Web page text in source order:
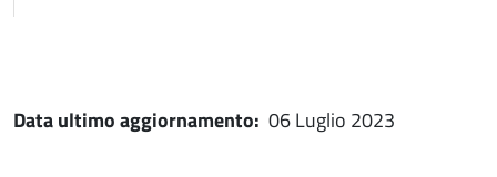
Data ultimo aggiornamento: 06 Luglio 2023